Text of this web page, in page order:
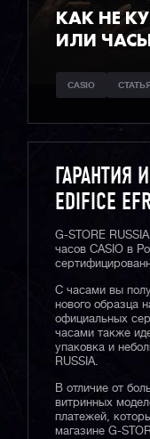
КАК НЕ
ИЛИ
CASIO СТАТЬЯ
ГАРАНТИЯ
EDIFICE
G-STORE
часов CASIO в
С часами вы
нового образца
официальных
часами также
упаковка и
RUSSIA.
В отличие от
витринных
платежей,
магазине G-